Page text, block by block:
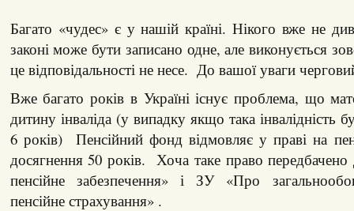
Багато «чудес» є у нашій країні. Нікого вже не
законі може бути записано одне, але виконується
це відповідальності не несе. До вашої уваги
Вже багато років в Україні існує проблема, що
дитину інваліда (у випадку якщо така інвалідність
6 років) Пенсійний фонд відмовляє у праві на
досягнення 50 років. Хоча таке право
пенсійне забезпечення» і ЗУ «Про
пенсійне страхування» .